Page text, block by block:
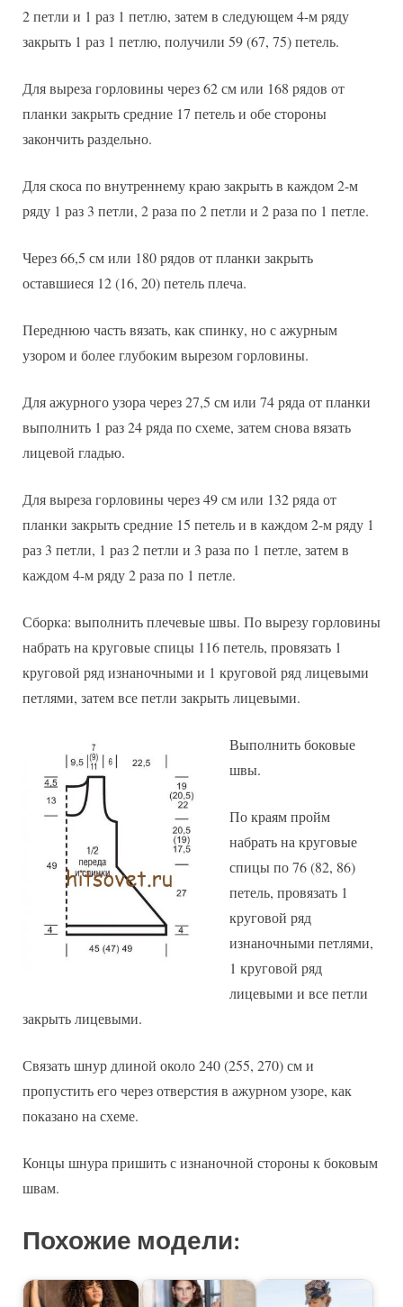
2 петли и 1 раз 1 петлю, затем в следующем 4-м ряду
закрыть 1 раз 1 петлю, получили 59 (67, 75) петель.
Для выреза горловины через 62 см или 168 рядов от
планки закрыть средние 17 петель и обе стороны
закончить раздельно.
Для скоса по внутреннему краю закрыть в каждом 2-м
ряду 1 раз 3 петли, 2 раза по 2 петли и 2 раза по 1 петле.
Через 66,5 см или 180 рядов от планки закрыть
оставшиеся 12 (16, 20) петель плеча.
Переднюю часть вязать, как спинку, но с ажурным
узором и более глубоким вырезом горловины.
Для ажурного узора через 27,5 см или 74 ряда от планки
выполнить 1 раз 24 ряда по схеме, затем снова вязать
лицевой гладью.
Для выреза горловины через 49 см или 132 ряда от
планки закрыть средние 15 петель и в каждом 2-м ряду 1
раз 3 петли, 1 раз 2 петли и 3 раза по 1 петле, затем в
каждом 4-м ряду 2 раза по 1 петле.
Сборка: выполнить плечевые швы. По вырезу горловины
набрать на круговые спицы 116 петель, провязать 1
круговой ряд изнаночными и 1 круговой ряд лицевыми
петлями, затем все петли закрыть лицевыми.
Выполнить боковые
швы.
По краям пройм
набрать на круговые
спицы по 76 (82, 86)
петель, провязать 1
круговой ряд
изнаночными петлями,
1 круговой ряд
лицевыми и все петли
закрыть лицевыми.
Связать шнур длиной около 240 (255, 270) см и
пропустить его через отверстия в ажурном узоре, как
показано на схеме.
Концы шнура пришить с изнаночной стороны к боковым
швам.
Похожие модели: